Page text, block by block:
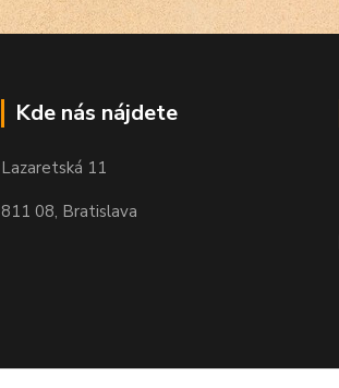
Kde nás nájdete
Lazaretská 11
811 08, Bratislava